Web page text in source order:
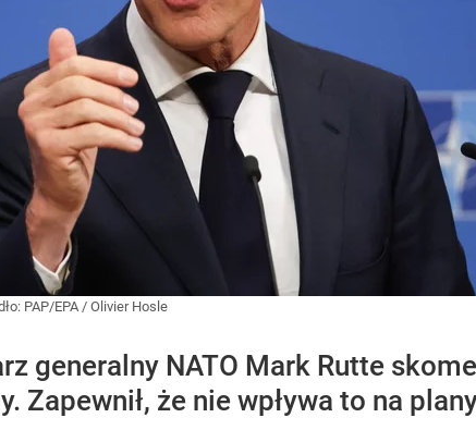
PAP/EPA / Olivier Hosle
generalny NATO Mark Rutte
Zapewnił, że nie wpływa to na